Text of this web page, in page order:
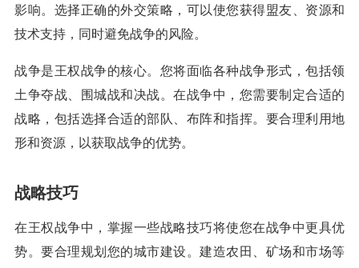
影响。选择正确的外交策略，可以使您获得盟友、资源和
技术支持，同时避免战争的风险。
战争是王权战争的核心。您将面临各种战争形式，包括领
土争夺战、围城战和决战。在战争中，您需要制定合适的
战略，包括选择合适的部队、布阵和指挥。要合理利用地
形和资源，以获取战争的优势。
战略技巧
在王权战争中，掌握一些战略技巧将使您在战争中更具优
势。要合理规划您的城市建设。建造农田、矿场和市场等